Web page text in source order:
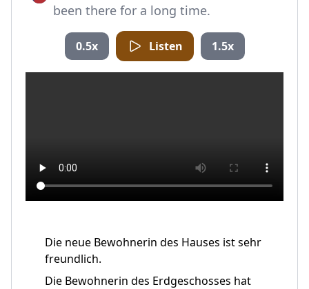
been there for a long time.
0.5x Listen 1.5x
Die neue Bewohnerin des Hauses ist sehr
freundlich.
Die Bewohnerin des Erdgeschosses hat